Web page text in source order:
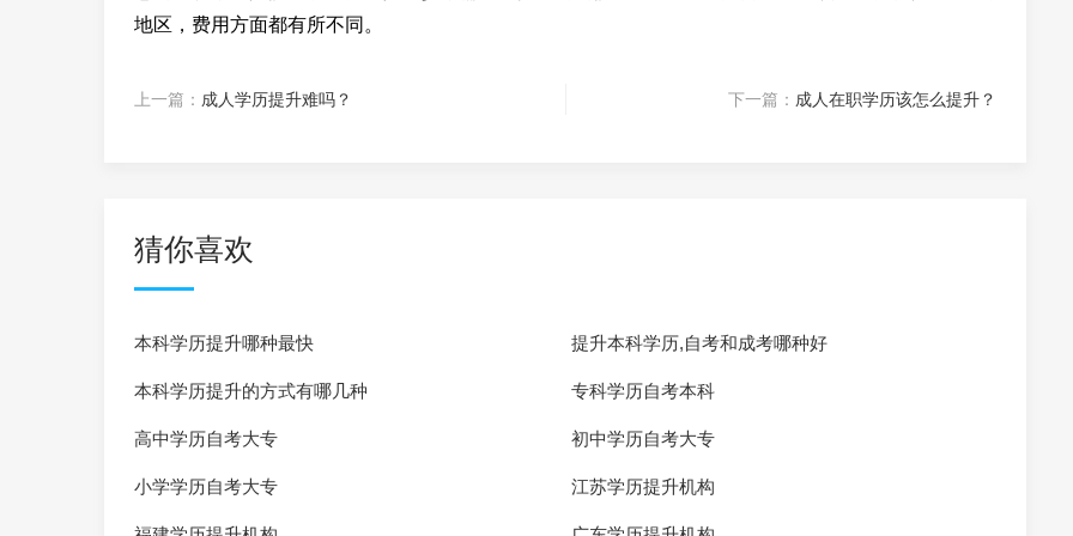
地区，费用方面都有所不同。
上一篇： 成人学历提升难吗？ 下一篇： 成人在职学历该怎么提升？
猜你喜欢
本科学历提升哪种最快 提升本科学历,自考和成考哪种好
本科学历提升的方式有哪几种 专科学历自考本科
高中学历自考大专 初中学历自考大专
小学学历自考大专 江苏学历提升机构